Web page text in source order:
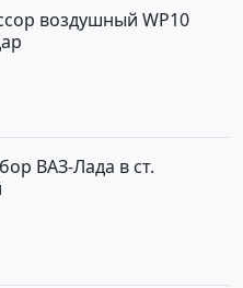
воздушный WP10
ВАЗ-Лада в ст.